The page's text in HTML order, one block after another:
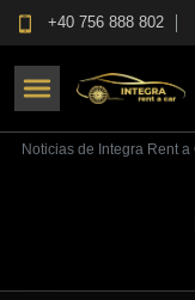
+40 756 888 802
Noticias de Integra Rent a